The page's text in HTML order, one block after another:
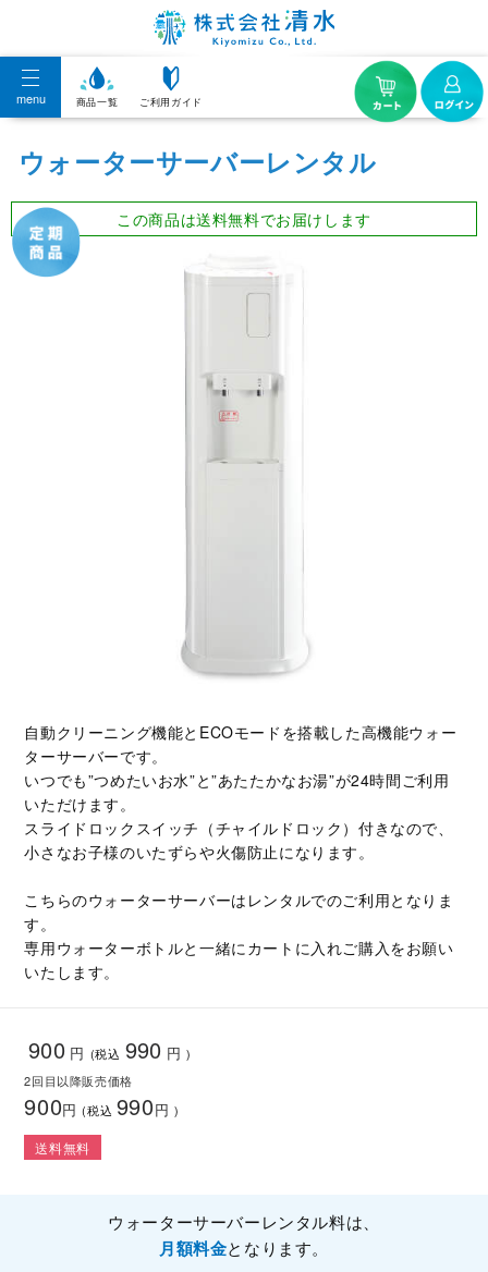
menu 商品一覧 ご利用ガイド
ウォーターサーバーレンタル
この商品は送料無料でお届けします
自動クリーニング機能とECOモードを搭載した高機能ウォー
ターサーバーです。
いつでも”つめたいお水”と”あたたかなお湯”が24時間ご利用
いただけます。
スライドロックスイッチ（チャイルドロック）付きなので、
小さなお子様のいたずらや火傷防止になります。
こちらのウォーターサーバーはレンタルでのご利用となりま
す。
専用ウォーターボトルと一緒にカートに入れご購入をお願い
いたします。
900 円 (税込 990 円 )
2回目以降販売価格
900円 (税込 990円 )
送料無料
ウォーターサーバーレンタル料は、
月額料金となります。